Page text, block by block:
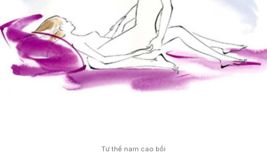
Tư thế nam cao bồi